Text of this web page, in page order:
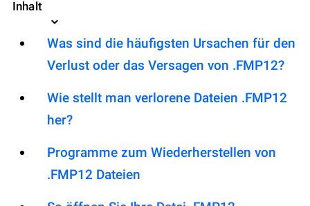
Inhalt
Was sind die häufigsten Ursachen für den
Verlust oder das Versagen von .FMP12?
Wie stellt man verlorene Dateien .FMP12
her?
Programme zum Wiederherstellen von
.FMP12 Dateien